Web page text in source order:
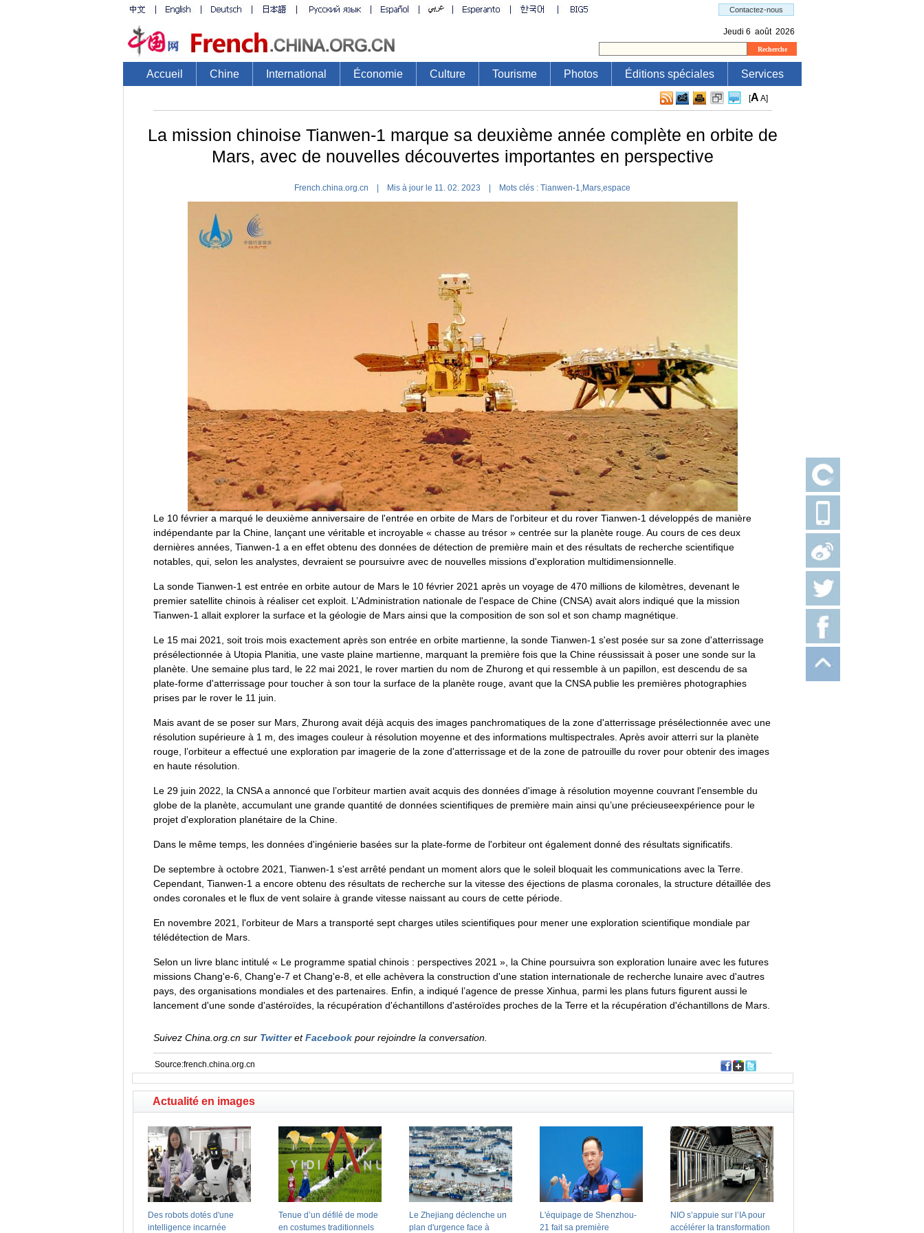
Accueil Chine International Économie Culture Tourisme Photos Éditions spéciales Services
[A A]
La mission chinoise Tianwen-1 marque sa deuxième année complète en orbite de
Mars, avec de nouvelles découvertes importantes en perspective
French.china.org.cn | Mis à jour le 11. 02. 2023 | Mots clés : Tianwen-1,Mars,espace
Le 10 février a marqué le deuxième anniversaire de l'entrée en orbite de Mars de l'orbiteur et du rover Tianwen-1 développés de manière
indépendante par la Chine, lançant une véritable et incroyable « chasse au trésor » centrée sur la planète rouge. Au cours de ces deux
dernières années, Tianwen-1 a en effet obtenu des données de détection de première main et des résultats de recherche scientifique
notables, qui, selon les analystes, devraient se poursuivre avec de nouvelles missions d'exploration multidimensionnelle.
La sonde Tianwen-1 est entrée en orbite autour de Mars le 10 février 2021 après un voyage de 470 millions de kilomètres, devenant le
premier satellite chinois à réaliser cet exploit. L’Administration nationale de l'espace de Chine (CNSA) avait alors indiqué que la mission
Tianwen-1 allait explorer la surface et la géologie de Mars ainsi que la composition de son sol et son champ magnétique.
Le 15 mai 2021, soit trois mois exactement après son entrée en orbite martienne, la sonde Tianwen-1 s'est posée sur sa zone d'atterrissage
présélectionnée à Utopia Planitia, une vaste plaine martienne, marquant la première fois que la Chine réussissait à poser une sonde sur la
planète. Une semaine plus tard, le 22 mai 2021, le rover martien du nom de Zhurong et qui ressemble à un papillon, est descendu de sa
plate-forme d'atterrissage pour toucher à son tour la surface de la planète rouge, avant que la CNSA publie les premières photographies
prises par le rover le 11 juin.
Mais avant de se poser sur Mars, Zhurong avait déjà acquis des images panchromatiques de la zone d'atterrissage présélectionnée avec une
résolution supérieure à 1 m, des images couleur à résolution moyenne et des informations multispectrales. Après avoir atterri sur la planète
rouge, l’orbiteur a effectué une exploration par imagerie de la zone d'atterrissage et de la zone de patrouille du rover pour obtenir des images
en haute résolution.
Le 29 juin 2022, la CNSA a annoncé que l’orbiteur martien avait acquis des données d'image à résolution moyenne couvrant l'ensemble du
globe de la planète, accumulant une grande quantité de données scientifiques de première main ainsi qu’une précieuseexpérience pour le
projet d'exploration planétaire de la Chine.
Dans le même temps, les données d'ingénierie basées sur la plate-forme de l'orbiteur ont également donné des résultats significatifs.
De septembre à octobre 2021, Tianwen-1 s'est arrêté pendant un moment alors que le soleil bloquait les communications avec la Terre.
Cependant, Tianwen-1 a encore obtenu des résultats de recherche sur la vitesse des éjections de plasma coronales, la structure détaillée des
ondes coronales et le flux de vent solaire à grande vitesse naissant au cours de cette période.
En novembre 2021, l'orbiteur de Mars a transporté sept charges utiles scientifiques pour mener une exploration scientifique mondiale par
télédétection de Mars.
Selon un livre blanc intitulé « Le programme spatial chinois : perspectives 2021 », la Chine poursuivra son exploration lunaire avec les futures
missions Chang'e-6, Chang'e-7 et Chang'e-8, et elle achèvera la construction d'une station internationale de recherche lunaire avec d'autres
pays, des organisations mondiales et des partenaires. Enfin, a indiqué l’agence de presse Xinhua, parmi les plans futurs figurent aussi le
lancement d'une sonde d'astéroïdes, la récupération d'échantillons d'astéroïdes proches de la Terre et la récupération d'échantillons de Mars.
Suivez China.org.cn sur TwitteretFacebookpour rejoindre la conversation.
Source:french.china.org.cn